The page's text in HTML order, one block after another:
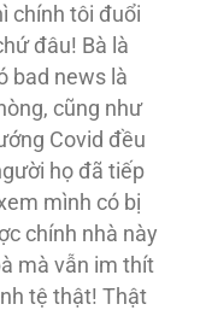
chính tôi đuổi
đâu! Bà là
bad news là
cũng như
Covid đều
họ đã tiếp
mình có bị
chính nhà này
mà vẫn im thít
tệ thật! Thật